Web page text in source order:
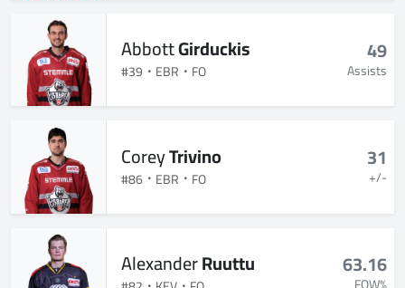
AbbottGirduckis
#39 EBR FO
49
Assists
CoreyTrivino
#86 EBR FO
31
+/-
AlexanderRuuttu 63.16